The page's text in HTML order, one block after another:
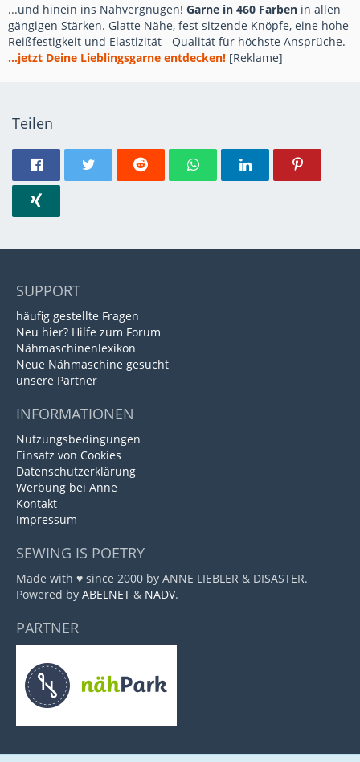
...und hinein ins Nähvergnügen! Garne in 460 Farben in allen
gängigen Stärken. Glatte Nähe, fest sitzende Knöpfe, eine hohe
Reißfestigkeit und Elastizität - Qualität für höchste Ansprüche.
...jetzt Deine Lieblingsgarne entdecken! [Reklame]
Teilen
SUPPORT
häufig gestellte Fragen
Neu hier? Hilfe zum Forum
Nähmaschinenlexikon
Neue Nähmaschine gesucht
unsere Partner
INFORMATIONEN
Nutzungsbedingungen
Einsatz von Cookies
Datenschutzerklärung
Werbung bei Anne
Kontakt
Impressum
SEWING IS POETRY
Made with ♥ since 2000 by ANNE LIEBLER & DISASTER.
Powered by ABELNET & NADV.
PARTNER